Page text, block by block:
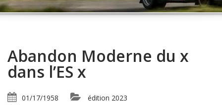
Abandon Moderne du x
dans l’ES x
01/17/1958
édition 2023